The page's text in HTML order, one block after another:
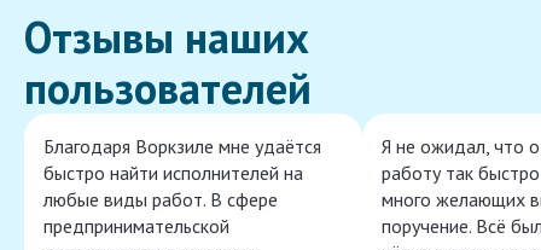
Отзывы наших
пользователей
Благодаря Воркзиле мне удаётся
быстро найти исполнителей на
любые виды работ. В сфере
предпринимательской
Я не ожидал, что
работу так
много желающих
поручение. Всё